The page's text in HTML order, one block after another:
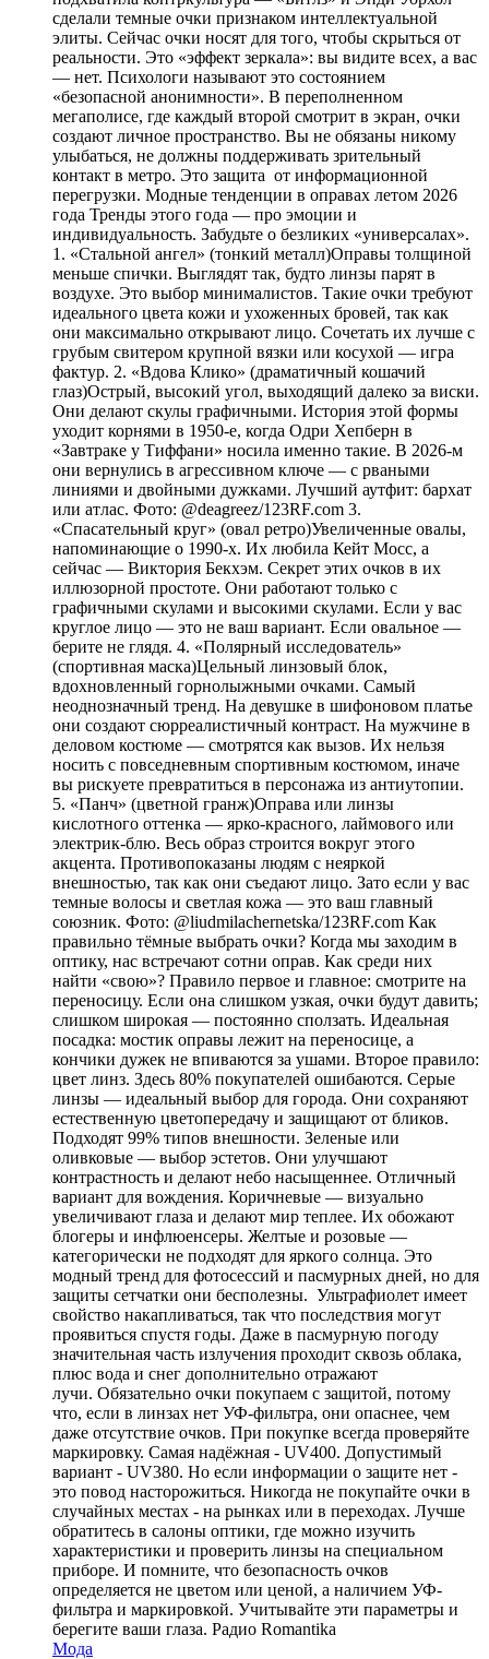
сделали темные очки признаком интеллектуальной
элиты. Сейчас очки носят для того, чтобы скрыться от
реальности. Это «эффект зеркала»: вы видите всех, а вас
— нет. Психологи называют это состоянием
«безопасной анонимности». В переполненном
мегаполисе, где каждый второй смотрит в экран, очки
создают личное пространство. Вы не обязаны никому
улыбаться, не должны поддерживать зрительный
контакт в метро. Это защита от информационной
перегрузки. Модные тенденции в оправах летом 2026
года Тренды этого года — про эмоции и
индивидуальность. Забудьте о безликих «универсалах».
1. «Стальной ангел» (тонкий металл)Оправы толщиной
меньше спички. Выглядят так, будто линзы парят в
воздухе. Это выбор минималистов. Такие очки требуют
идеального цвета кожи и ухоженных бровей, так как
они максимально открывают лицо. Сочетать их лучше с
грубым свитером крупной вязки или косухой — игра
фактур. 2. «Вдова Клико» (драматичный кошачий
глаз)Острый, высокий угол, выходящий далеко за виски.
Они делают скулы графичными. История этой формы
уходит корнями в 1950-е, когда Одри Хепберн в
«Завтраке у Тиффани» носила именно такие. В 2026-м
они вернулись в агрессивном ключе — с рваными
линиями и двойными дужками. Лучший аутфит: бархат
или атлас. Фото: @deagreez/123RF.com 3.
«Спасательный круг» (овал ретро)Увеличенные овалы,
напоминающие о 1990-х. Их любила Кейт Мосс, а
сейчас — Виктория Бекхэм. Секрет этих очков в их
иллюзорной простоте. Они работают только с
графичными скулами и высокими скулами. Если у вас
круглое лицо — это не ваш вариант. Если овальное —
берите не глядя. 4. «Полярный исследователь»
(спортивная маска)Цельный линзовый блок,
вдохновленный горнолыжными очками. Самый
неоднозначный тренд. На девушке в шифоновом платье
они создают сюрреалистичный контраст. На мужчине в
деловом костюме — смотрятся как вызов. Их нельзя
носить с повседневным спортивным костюмом, иначе
вы рискуете превратиться в персонажа из антиутопии.
5. «Панч» (цветной гранж)Оправа или линзы
кислотного оттенка — ярко-красного, лаймового или
электрик-блю. Весь образ строится вокруг этого
акцента. Противопоказаны людям с неяркой
внешностью, так как они съедают лицо. Зато если у вас
темные волосы и светлая кожа — это ваш главный
союзник. Фото: @liudmilachernetska/123RF.com Как
правильно тёмные выбрать очки? Когда мы заходим в
оптику, нас встречают сотни оправ. Как среди них
найти «свою»? Правило первое и главное: смотрите на
переносицу. Если она слишком узкая, очки будут давить;
слишком широкая — постоянно сползать. Идеальная
посадка: мостик оправы лежит на переносице, а
кончики дужек не впиваются за ушами. Второе правило:
цвет линз. Здесь 80% покупателей ошибаются. Серые
линзы — идеальный выбор для города. Они сохраняют
естественную цветопередачу и защищают от бликов.
Подходят 99% типов внешности. Зеленые или
оливковые — выбор эстетов. Они улучшают
контрастность и делают небо насыщеннее. Отличный
вариант для вождения. Коричневые — визуально
увеличивают глаза и делают мир теплее. Их обожают
блогеры и инфлюенсеры. Желтые и розовые —
категорически не подходят для яркого солнца. Это
модный тренд для фотосессий и пасмурных дней, но для
защиты сетчатки они бесполезны. Ультрафиолет имеет
свойство накапливаться, так что последствия могут
проявиться спустя годы. Даже в пасмурную погоду
значительная часть излучения проходит сквозь облака,
плюс вода и снег дополнительно отражают
лучи. Обязательно очки покупаем с защитой, потому
что, если в линзах нет УФ-фильтра, они опаснее, чем
даже отсутствие очков. При покупке всегда проверяйте
маркировку. Самая надёжная - UV400. Допустимый
вариант - UV380. Но если информации о защите нет -
это повод насторожиться. Никогда не покупайте очки в
случайных местах - на рынках или в переходах. Лучше
обратитесь в салоны оптики, где можно изучить
характеристики и проверить линзы на специальном
приборе. И помните, что безопасность очков
определяется не цветом или ценой, а наличием УФ-
фильтра и маркировкой. Учитывайте эти параметры и
берегите ваши глаза. Радио Romantika
Мода